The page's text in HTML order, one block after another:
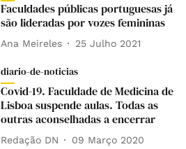
Faculdades públicas portuguesas já
são lideradas por vozes femininas
Ana Meireles 25 Julho 2021
diario-de-noticias
Covid-19. Faculdade de Medicina de
Lisboa suspende aulas. Todas as
outras aconselhadas a encerrar
Redação DN 09 Março 2020